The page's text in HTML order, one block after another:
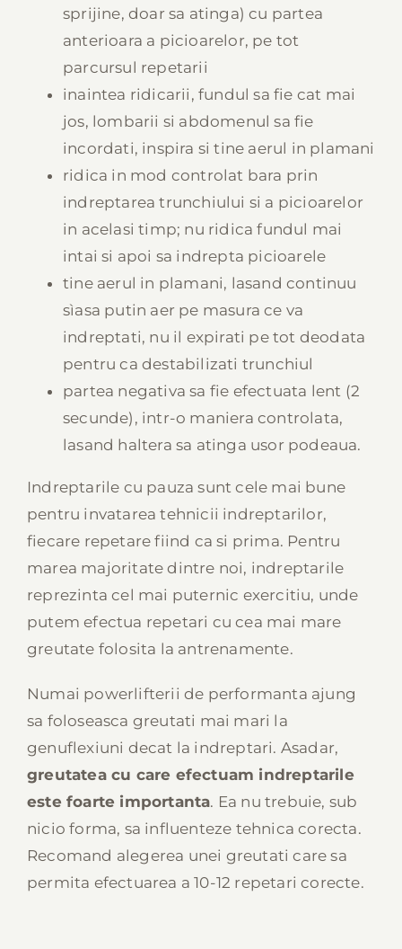
sprijine, doar sa atinga) cu partea
anterioara a picioarelor, pe tot
parcursul repetarii
inaintea ridicarii, fundul sa fie cat mai
jos, lombarii si abdomenul sa fie
incordati, inspira si tine aerul in plamani
ridica in mod controlat bara prin
indreptarea trunchiului si a picioarelor
in acelasi timp; nu ridica fundul mai
intai si apoi sa indrepta picioarele
tine aerul in plamani, lasand continuu
sìasa putin aer pe masura ce va
indreptati, nu il expirati pe tot deodata
pentru ca destabilizati trunchiul
partea negativa sa fie efectuata lent (2
secunde), intr-o maniera controlata,
lasand haltera sa atinga usor podeaua.
Indreptarile cu pauza sunt cele mai bune
pentru invatarea tehnicii indreptarilor,
fiecare repetare fiind ca si prima. Pentru
marea majoritate dintre noi, indreptarile
reprezinta cel mai puternic exercitiu, unde
putem efectua repetari cu cea mai mare
greutate folosita la antrenamente.
Numai powerlifterii de performanta ajung
sa foloseasca greutati mai mari la
genuflexiuni decat la indreptari. Asadar,
greutatea cu care efectuam indreptarile
este foarte importanta. Ea nu trebuie, sub
nicio forma, sa influenteze tehnica corecta.
Recomand alegerea unei greutati care sa
permita efectuarea a 10-12 repetari corecte.